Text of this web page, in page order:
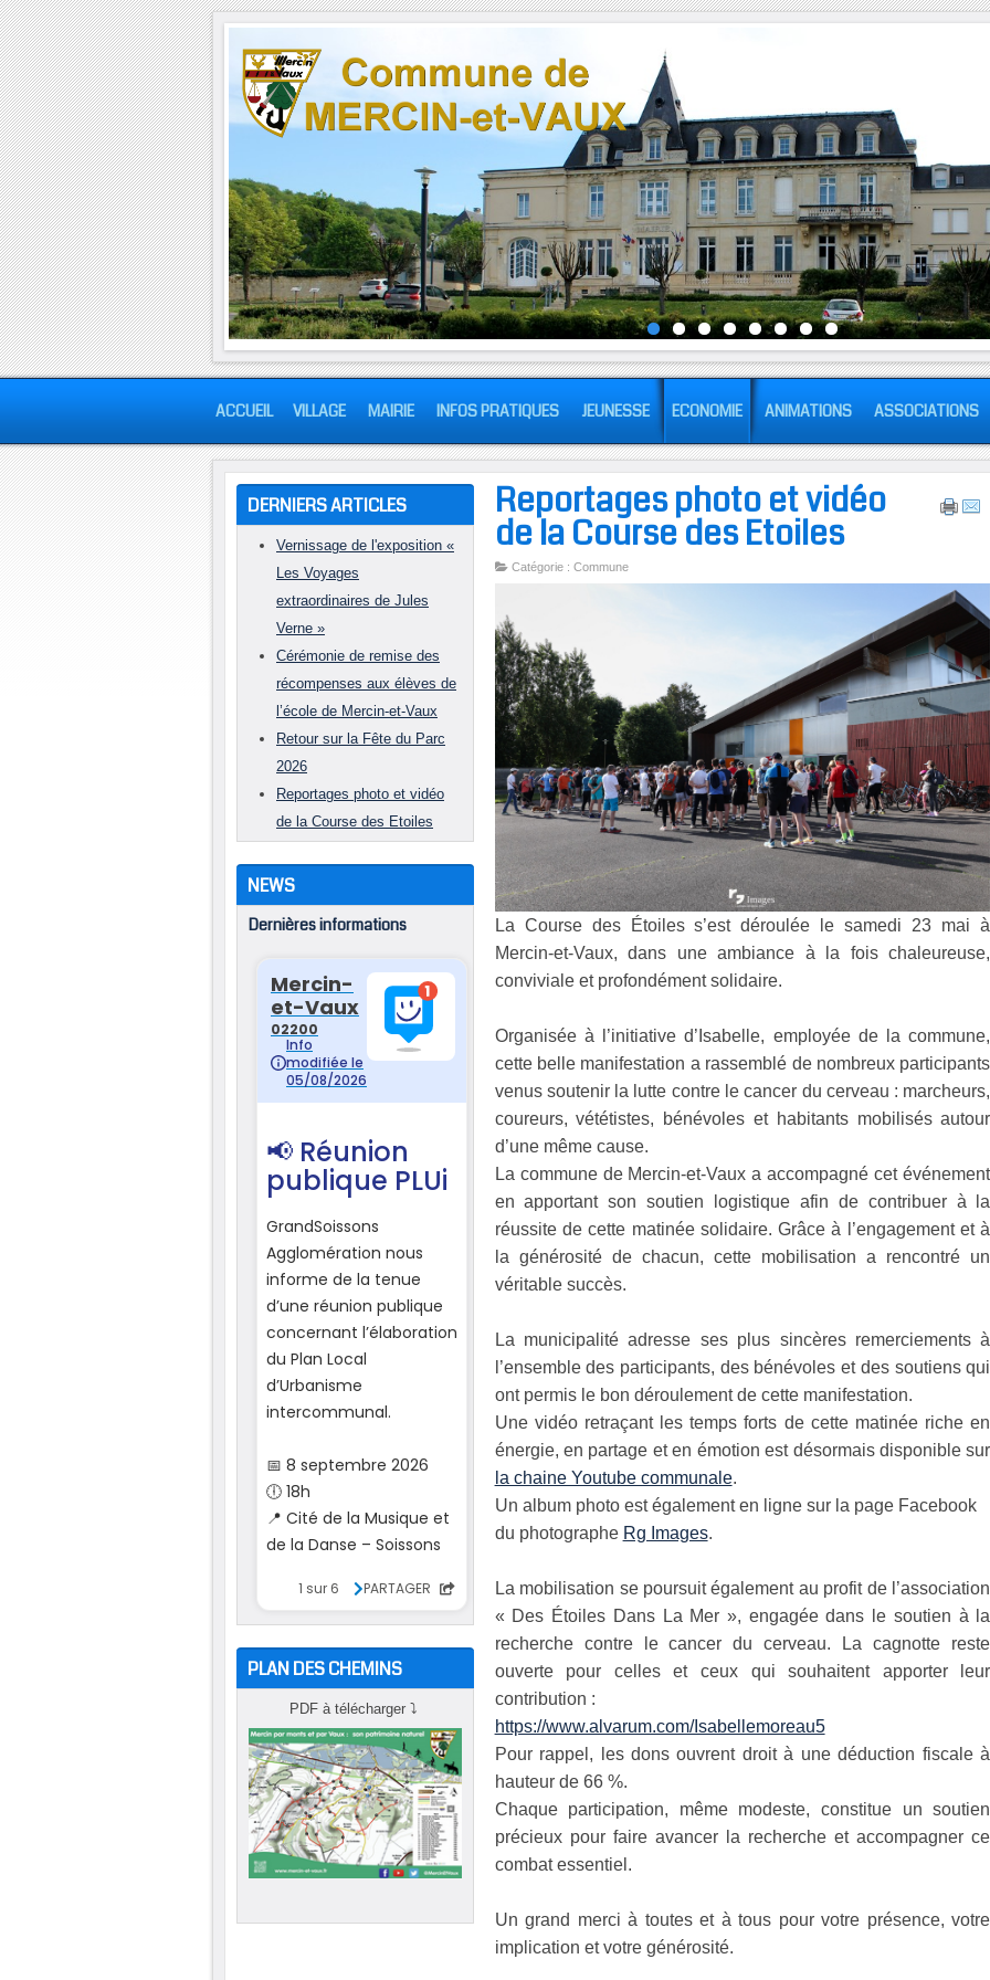
ACCUEIL VILLAGE MAIRIE INFOS PRATIQUES JEUNESSE ECONOMIE ANIMATIONS ASSOCIATIONS
DERNIERS ARTICLES
Vernissage de l'exposition «
Les Voyages
extraordinaires de Jules
Verne »
Cérémonie de remise des
récompenses aux élèves de
l’école de Mercin-et-Vaux
Retour sur la Fête du Parc
2026
Reportages photo et vidéo
de la Course des Etoiles
NEWS
Dernières informations
PLAN DES CHEMINS
PDF à télécharger ⤵
Reportages photo et vidéo
de la Course des Etoiles
Catégorie : Commune
La Course des Étoiles s’est déroulée le samedi 23 mai à
Mercin-et-Vaux, dans une ambiance à la fois chaleureuse,
conviviale et profondément solidaire.
Organisée à l’initiative d’Isabelle, employée de la commune,
cette belle manifestation a rassemblé de nombreux participants
venus soutenir la lutte contre le cancer du cerveau : marcheurs,
coureurs, vététistes, bénévoles et habitants mobilisés autour
d’une même cause.
La commune de Mercin-et-Vaux a accompagné cet événement
en apportant son soutien logistique afin de contribuer à la
réussite de cette matinée solidaire. Grâce à l’engagement et à
la générosité de chacun, cette mobilisation a rencontré un
véritable succès.
La municipalité adresse ses plus sincères remerciements à
l’ensemble des participants, des bénévoles et des soutiens qui
ont permis le bon déroulement de cette manifestation.
Une vidéo retraçant les temps forts de cette matinée riche en
énergie, en partage et en émotion est désormais disponible sur
la chaine Youtube communale.
Un album photo est également en ligne sur la page Facebook
du photographe Rg Images.
La mobilisation se poursuit également au profit de l’association
« Des Étoiles Dans La Mer », engagée dans le soutien à la
recherche contre le cancer du cerveau. La cagnotte reste
ouverte pour celles et ceux qui souhaitent apporter leur
contribution :
https://www.alvarum.com/Isabellemoreau5
Pour rappel, les dons ouvrent droit à une déduction fiscale à
hauteur de 66 %.
Chaque participation, même modeste, constitue un soutien
précieux pour faire avancer la recherche et accompagner ce
combat essentiel.
Un grand merci à toutes et à tous pour votre présence, votre
implication et votre générosité.